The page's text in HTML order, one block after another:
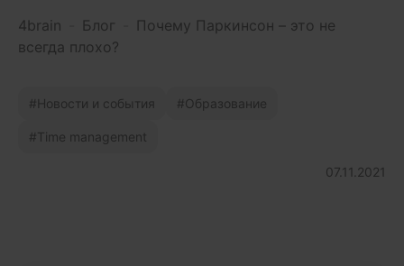
4brain Блог
Почему Паркинсон – это не
всегда плохо?
Новости и события Образование
Time management
07.11.2021